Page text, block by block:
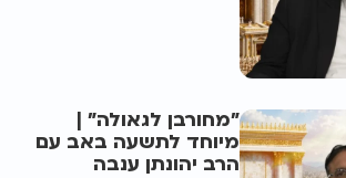
"מחורבן לגאולה" |
מיוחד לתשעה באב עם
הרב יהונתן ענבה